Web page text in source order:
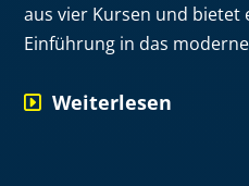
aus vier Kursen und bietet
Einführung in das
Weiterlesen